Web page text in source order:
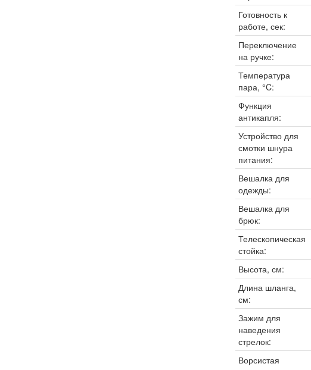
Готовность к
работе, сек:
Переключение
на ручке:
Температура
пара, °C:
Функция
антикапля:
Устройство для
смотки шнура
питания:
Вешалка для
одежды:
Вешалка для
брюк:
Телескопическая
стойка:
Высота, см:
Длина шланга,
см:
Зажим для
наведения
стрелок:
Ворсистая